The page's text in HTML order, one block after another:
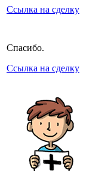
Ссылка на сделку
Спасибо.
Ссылка на сделку